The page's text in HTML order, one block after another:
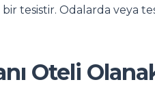
bir tesistir. Odalarda veya
Oteli